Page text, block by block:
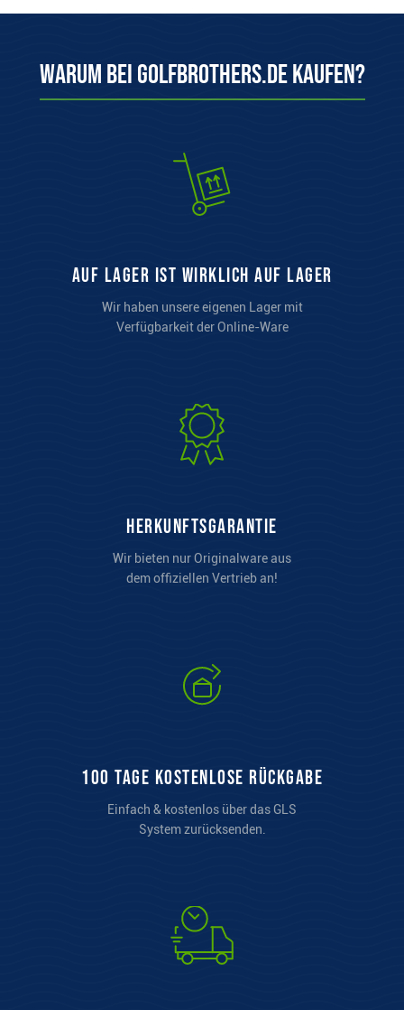
Warum bei Golfbrothers.de kaufen?
auf Lager ist wirklich auf Lager
Wir haben unsere eigenen Lager mit
Verfügbarkeit der Online-Ware
Herkunftsgarantie
Wir bieten nur Originalware aus
dem offiziellen Vertrieb an!
100 Tage kostenlose Rückgabe
Einfach & kostenlos über das GLS
System zurücksenden.